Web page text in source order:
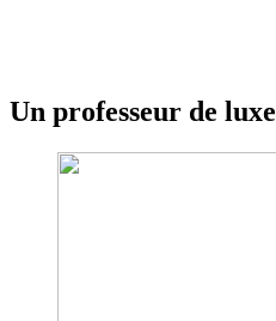
Un professeur de luxe